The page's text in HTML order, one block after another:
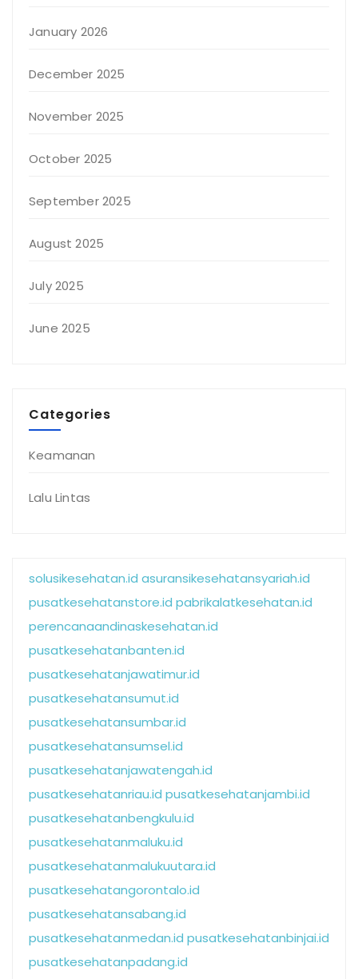
January 2026
December 2025
November 2025
October 2025
September 2025
August 2025
July 2025
June 2025
Categories
Keamanan
Lalu Lintas
solusikesehatan.id asuransikesehatansyariah.id
pusatkesehatanstore.id pabrikalatkesehatan.id
perencanaandinaskesehatan.id
pusatkesehatanbanten.id
pusatkesehatanjawatimur.id
pusatkesehatansumut.id
pusatkesehatansumbar.id
pusatkesehatansumsel.id
pusatkesehatanjawatengah.id
pusatkesehatanriau.id pusatkesehatanjambi.id
pusatkesehatanbengkulu.id
pusatkesehatanmaluku.id
pusatkesehatanmalukuutara.id
pusatkesehatangorontalo.id
pusatkesehatansabang.id
pusatkesehatanmedan.id pusatkesehatanbinjai.id
pusatkesehatanpadang.id